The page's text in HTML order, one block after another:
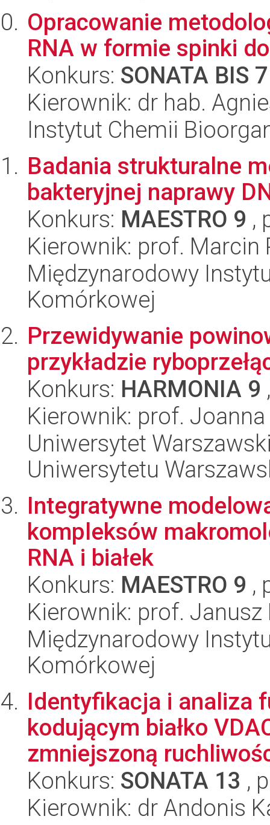
Opracowanie
RNA w formie spinki
Konkurs: SONATA BIS 7
Kierownik: dr hab.
Instytut Chemii
Badania strukturalne
bakteryjnej naprawy
Konkurs: MAESTRO 9 ,
Kierownik: prof. Marcin
Międzynarodowy
Komórkowej
Przewidywanie
przykładzie
Konkurs: HARMONIA 9
Kierownik: prof.
Uniwersytet
Uniwersytetu
Integratywne
kompleksów
RNA i białek
Konkurs: MAESTRO 9 ,
Kierownik: prof.
Międzynarodowy
Komórkowej
Identyfikacja i analiza
kodującym białko
zmniejszoną
Konkurs: SONATA 13 ,
Kierownik: dr Andonis